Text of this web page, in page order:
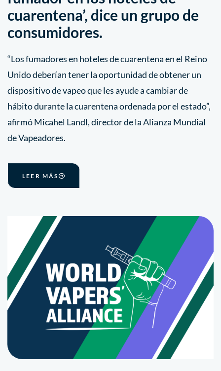
cuarentena’, dice un grupo de
consumidores.
“Los fumadores en hoteles de cuarentena en el Reino
Unido deberían tener la oportunidad de obtener un
dispositivo de vapeo que les ayude a cambiar de
hábito durante la cuarentena ordenada por el estado”,
afirmó Micahel Landl, director de la Alianza Mundial
de Vapeadores.
LEER MÁS